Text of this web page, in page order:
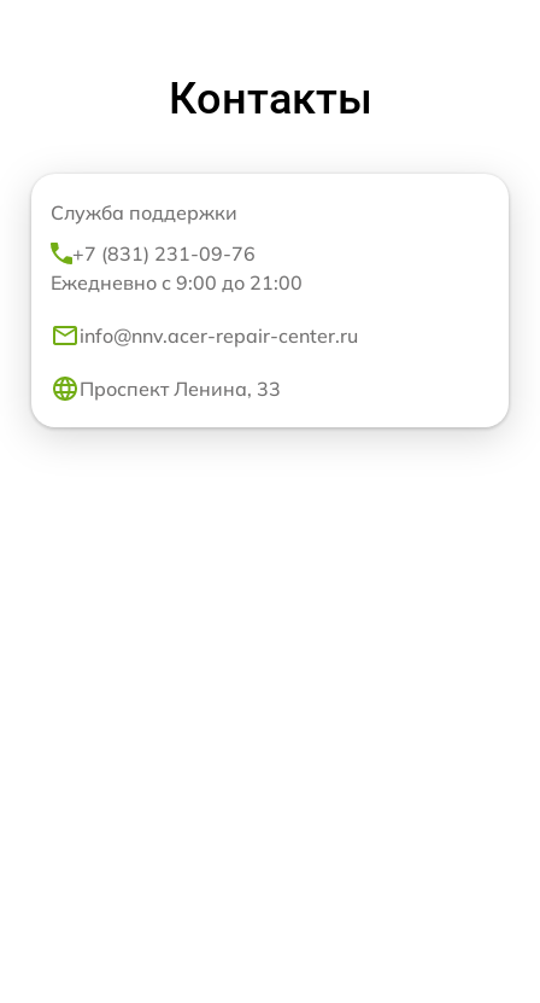
Контакты
Служба поддержки
+7 (831) 231-09-76
Ежедневно с 9:00 до 21:00
info@nnv.acer-repair-center.ru
Проспект Ленина, 33